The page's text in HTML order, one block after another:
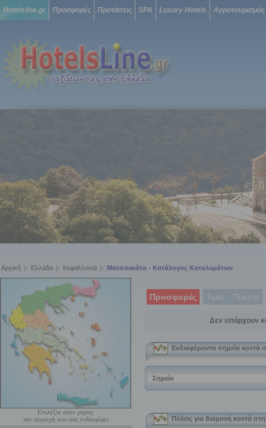
Hotelsline.gr Προσφορές Προτάσεις SPA Luxury Hotels Αγροτουρισμός
Αρχική Ελλάδα Κεφαλλονιά Ματσουκάτα - Κατάλογος Καταλυμάτων
Επιλέξτε στον χάρτη,
την περιοχή που σας ενδιαφέρει
Προσφορές Τιμές - Πακέτα
Δεν υπάρχουν